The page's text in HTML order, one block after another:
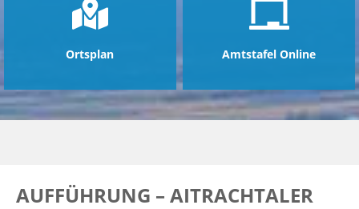
Ortsplan Amtstafel Online
AUFFÜHRUNG – AITRACHTALER